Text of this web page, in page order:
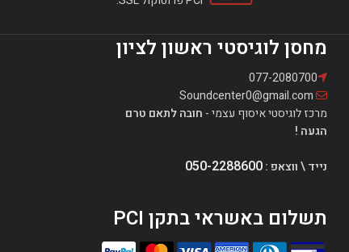
מחסן לוגיסטי ראשון לציון
077-2080700
Soundcenter0@gmail.com
מרכז לוגיסטי איסוף עצמי - חובה לתאם טרם
הגעה !
נייד \ ווצאפ :050-2288600
תשלום באשראי בתקן PCI